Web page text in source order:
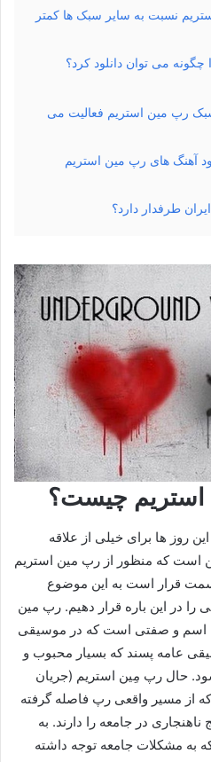
نسبت به سایر سبک ها کمتر
می توان دانلود کرد؟
رپ مین استریم فعالیت می
آهنگ های رپ مین استریم
طرفدار دارد؟
استریم چیست؟
روز ها برای خیلی از علاقه‌
است که منظور از رپ مین استریم
قرار است به این موضوع
را در این باره قرار دهیم. رپ مین
اسم و صفتی است که در موسیقی
عامه پسند که بسیار محبوب و
حال رپ مِین استریم (جریان
از مسیر واقعی رپ فاصله گرفته
در جامعه را دارند. به
به مشکلات جامعه توجه داشته